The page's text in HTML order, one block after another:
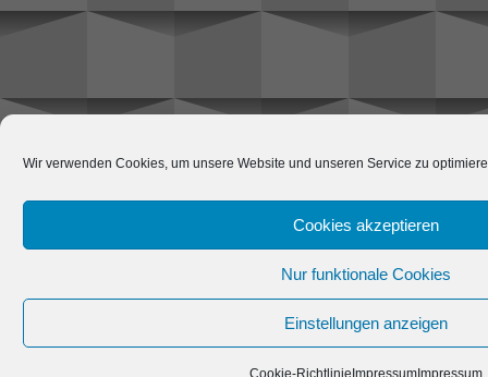
Wir verwenden Cookies, um unsere Website und unseren Service zu
Cookies akzeptieren
Nur funktionale Cookies
Einstellungen anzeigen
Cookie-Richtlinie ImpressumImpressum